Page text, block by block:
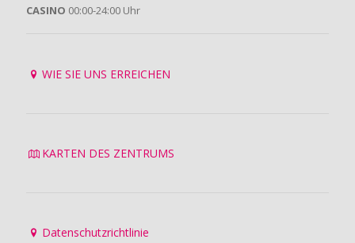
CASINO 00:00-24:00 Uhr
WIE SIE UNS ERREICHEN
KARTEN DES ZENTRUMS
Datenschutzrichtlinie